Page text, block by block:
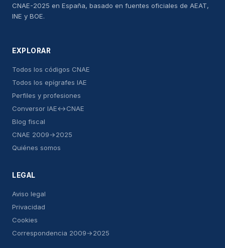
CNAE-2025 en España, basado en fuentes oficiales de AEAT,
INE y BOE.
EXPLORAR
Todos los códigos CNAE
Todos los epígrafes IAE
Perfiles y profesiones
Conversor IAE↔CNAE
Blog fiscal
CNAE 2009→2025
Quiénes somos
LEGAL
Aviso legal
Privacidad
Cookies
Correspondencia 2009→2025